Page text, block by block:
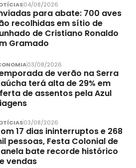
04/08/2026
para abate: 700 aves
recolhidas em sítio de
de Cristiano Ronaldo
Gramado
03/08/2026
de verão na Serra
terá alta de 29% em
de assentos pela Azul
03/08/2026
17 dias ininterruptos e 268
pessoas, Festa Colonial de
bate recorde histórico
vendas